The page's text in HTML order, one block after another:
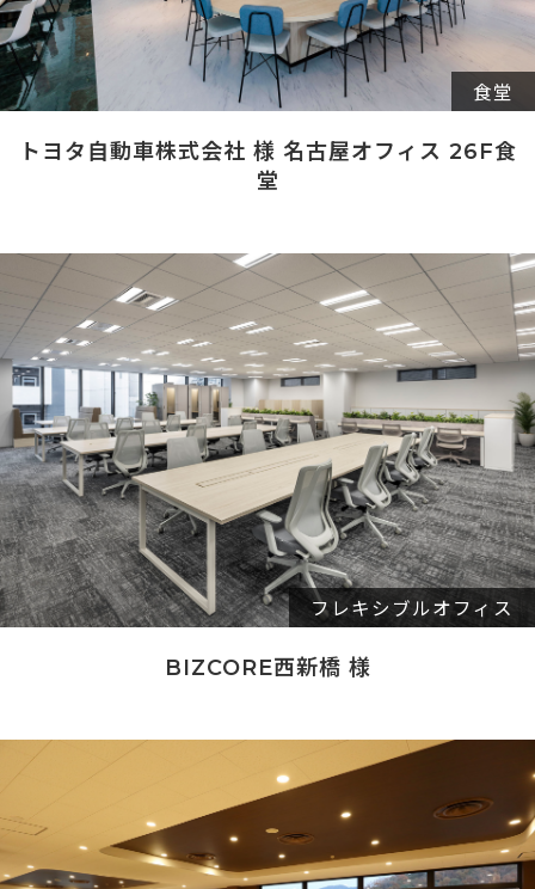
食堂
トヨタ自動車株式会社 様 名古屋オフィス 26F食
堂
フレキシブルオフィス
BIZCORE西新橋 様